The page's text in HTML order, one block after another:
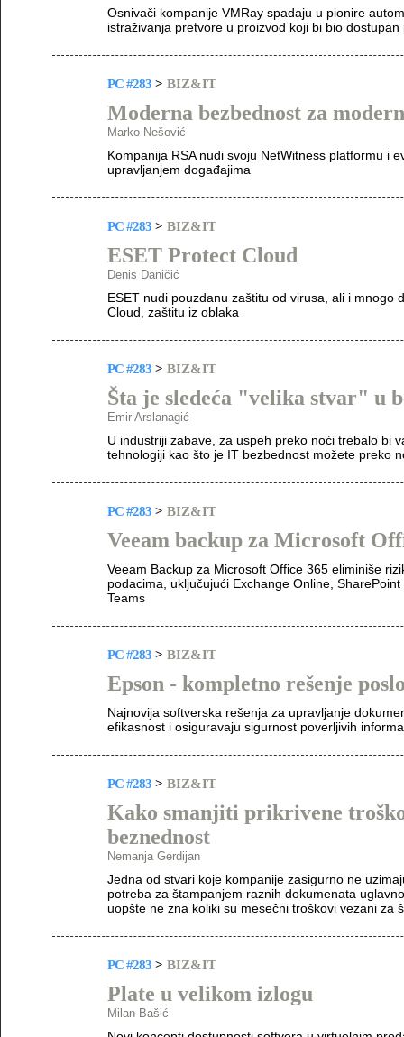
Osnivači kompanije VMRay spadaju u pionire
istraživanja pretvore u proizvod koji bi bio
PC #283 > BIZ&IT
Moderna bezbednost za
Marko Nešović
Kompanija RSA nudi svoju NetWitness platformu i
upravljanjem događajima
PC #283 > BIZ&IT
ESET Protect Cloud
Denis Daničić
ESET nudi pouzdanu zaštitu od virusa, ali i mnogo
Cloud, zaštitu iz oblaka
PC #283 > BIZ&IT
Šta je sledeća "velika stvar" u
Emir Arslanagić
U industriji zabave, za uspeh preko noći trebalo bi
tehnologiji kao što je IT bezbednost možete preko
PC #283 > BIZ&IT
Veeam backup za Microsoft
Veeam Backup za Microsoft Office 365 eliminiše
podacima, uključujući Exchange Online,
Teams
PC #283 > BIZ&IT
Epson - kompletno rešenje
Najnovija softverska rešenja za upravljanje
efikasnost i osiguravaju sigurnost poverljivih
PC #283 > BIZ&IT
Kako smanjiti prikrivene
beznednost
Nemanja Gerdijan
Jedna od stvari koje kompanije zasigurno ne
potreba za štampanjem raznih dokumenata
uopšte ne zna koliki su mesečni troškovi vezani za
PC #283 > BIZ&IT
Plate u velikom izlogu
Milan Bašić